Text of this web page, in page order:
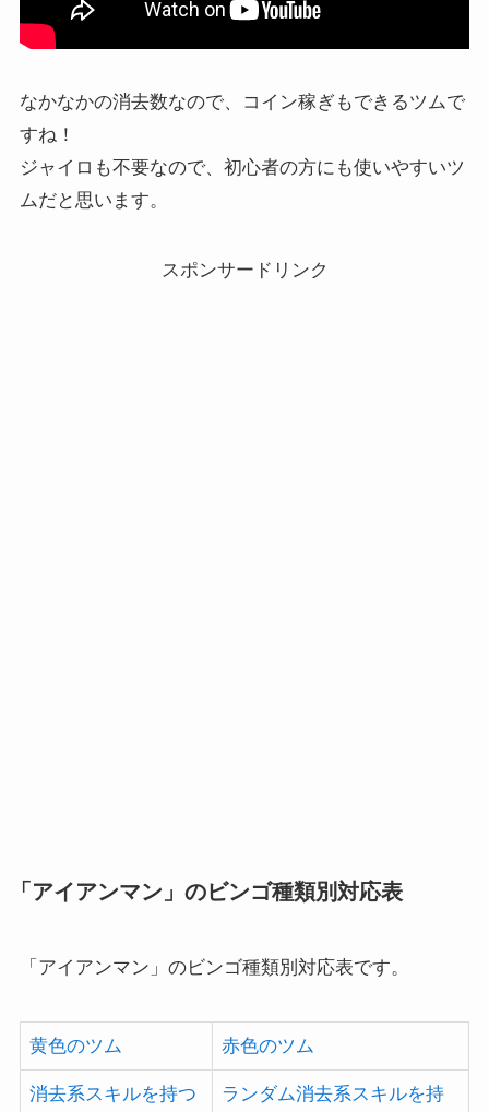
なかなかの消去数なので、コイン稼ぎもできるツムで
すね！
ジャイロも不要なので、初心者の方にも使いやすいツ
ムだと思います。
スポンサードリンク
「アイアンマン」のビンゴ種類別対応表
「アイアンマン」のビンゴ種類別対応表です。
黄色のツム 赤色のツム
消去系スキルを持つ
ランダム消去系スキルを持